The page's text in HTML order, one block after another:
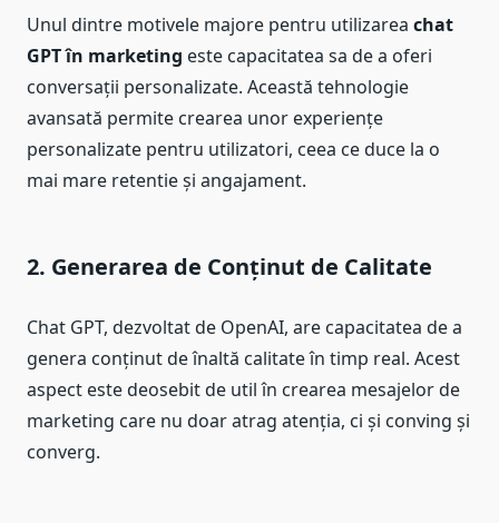
Unul dintre motivele majore pentru utilizarea chat
GPT în marketing este capacitatea sa de a oferi
conversații personalizate. Această tehnologie
avansată permite crearea unor experiențe
personalizate pentru utilizatori, ceea ce duce la o
mai mare retentie și angajament.
2. Generarea de Conținut de Calitate
Chat GPT, dezvoltat de OpenAI, are capacitatea de a
genera conținut de înaltă calitate în timp real. Acest
aspect este deosebit de util în crearea mesajelor de
marketing care nu doar atrag atenția, ci și conving și
converg.